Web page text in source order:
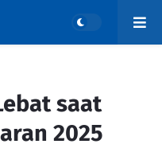
saat
2025